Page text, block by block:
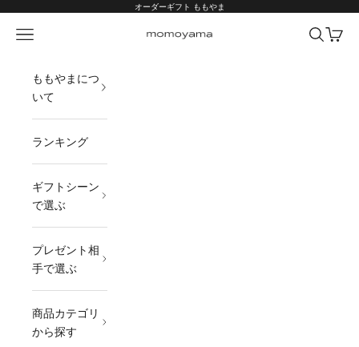
オーダーギフト ももやま
オーダーギフト ももやま 本店
メニュー 検索カート
ももやまにつ
いて
ランキング
ギフトシーン
で選ぶ
プレゼント相
手で選ぶ
商品カテゴリ
から探す